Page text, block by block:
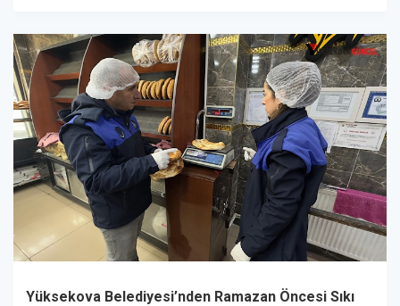
Yüksekova Belediyesi’nden Ramazan Öncesi Sıkı